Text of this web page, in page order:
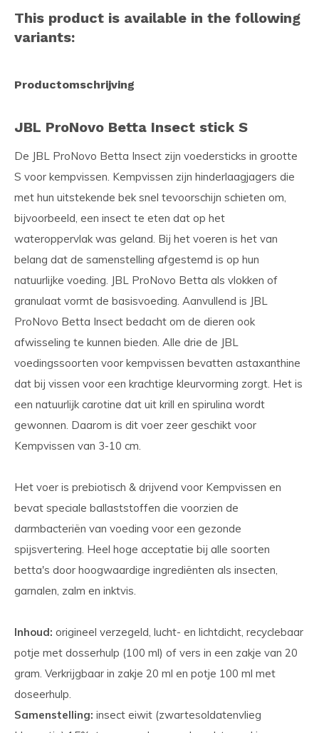
This product is available in the following
variants:
Productomschrijving
JBL ProNovo Betta Insect stick S
De JBL ProNovo Betta Insect zijn voedersticks in grootte
S voor kempvissen. Kempvissen zijn hinderlaagjagers die
met hun uitstekende bek snel tevoorschijn schieten om,
bijvoorbeeld, een insect te eten dat op het
wateroppervlak was geland. Bij het voeren is het van
belang dat de samenstelling afgestemd is op hun
natuurlijke voeding. JBL ProNovo Betta als vlokken of
granulaat vormt de basisvoeding. Aanvullend is JBL
ProNovo Betta Insect bedacht om de dieren ook
afwisseling te kunnen bieden. Alle drie de JBL
voedingssoorten voor kempvissen bevatten astaxanthine
dat bij vissen voor een krachtige kleurvorming zorgt. Het is
een natuurlijk carotine dat uit krill en spirulina wordt
gewonnen. Daarom is dit voer zeer geschikt voor
Kempvissen van 3-10 cm.
Het voer is prebiotisch & drijvend voor Kempvissen en
bevat speciale ballaststoffen die voorzien de
darmbacteriën van voeding voor een gezonde
spijsvertering. Heel hoge acceptatie bij alle soorten
betta's door hoogwaardige ingrediënten als insecten,
garnalen, zalm en inktvis.
Inhoud: origineel verzegeld, lucht- en lichtdicht, recyclebaar
potje met dosserhulp (100 ml) of vers in een zakje van 20
gram. Verkrijgbaar in zakje 20 ml en potje 100 ml met
doseerhulp.
Samenstelling: insect eiwit (zwartesoldatenvlieg